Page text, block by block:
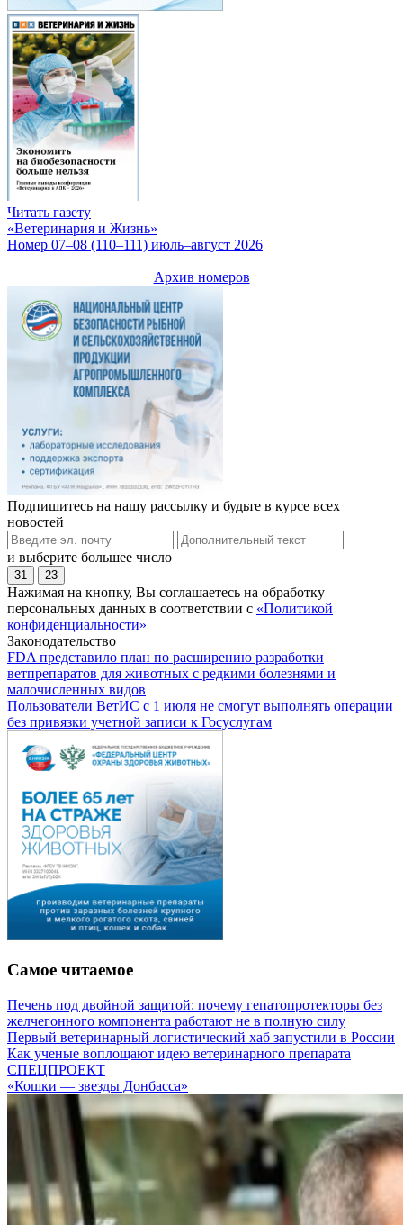
Читать газету
«Ветеринария и Жизнь»
Номер 07–08 (110–111) июль–август 2026
Архив номеров
Подпишитесь на нашу рассылку и будьте в курсе всех
новостей
и выберите большее число
31 23
Нажимая на кнопку, Вы соглашаетесь на обработку
персональных данных в соответствии с «Политикой
конфиденциальности»
Законодательство
FDA представило план по расширению разработки
ветпрепаратов для животных с редкими болезнями и
малочисленных видов
Пользователи ВетИС с 1 июля не смогут выполнять операции
без привязки учетной записи к Госуслугам
Самое читаемое
Печень под двойной защитой: почему гепатопротекторы без
желчегонного компонента работают не в полную силу
Первый ветеринарный логистический хаб запустили в России
Как ученые воплощают идею ветеринарного препарата
СПЕЦПРОЕКТ
«Кошки — звезды Донбасса»